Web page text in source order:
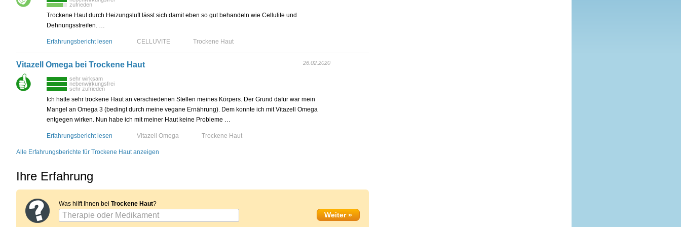
zufrieden
Trockene Haut durch Heizungsluft lässt sich damit eben so gut behandeln wie Cellulite und
Dehnungsstreifen. …
Erfahrungsbericht lesen CELLUVITE Trockene Haut
Vitazell Omega bei Trockene Haut 26.02.2020
sehr wirksam
nebenwirkungsfrei
sehr zufrieden
Ich hatte sehr trockene Haut an verschiedenen Stellen meines Körpers. Der Grund dafür war mein
Mangel an Omega 3 (bedingt durch meine vegane Ernährung). Dem konnte ich mit Vitazell Omega
entgegen wirken. Nun habe ich mit meiner Haut keine Probleme …
Erfahrungsbericht lesen Vitazell Omega Trockene Haut
Alle Erfahrungsberichte für Trockene Haut anzeigen
Ihre Erfahrung
Was hilft Ihnen bei Trockene Haut?